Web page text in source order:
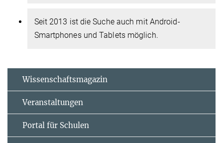
Seit 2013 ist die Suche auch mit Android-
Smartphones und Tablets möglich.
Wissenschaftsmagazin
Veranstaltungen
Portal für Schulen